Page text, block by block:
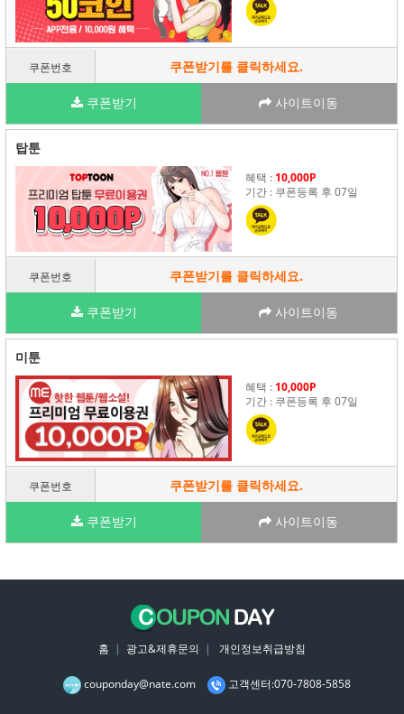
쿠폰번호 쿠폰받기를 클릭하세요.
쿠폰받기 사이트이동
탑툰
혜택 : 10,000P
기간 : 쿠폰등록 후 07일
쿠폰번호 쿠폰받기를 클릭하세요.
쿠폰받기 사이트이동
미툰
혜택 : 10,000P
기간 : 쿠폰등록 후 07일
쿠폰번호 쿠폰받기를 클릭하세요.
쿠폰받기 사이트이동
홈 | 광고&제휴문의 | 개인정보취급방침
couponday@nate.com 고객센터:070-7808-5858